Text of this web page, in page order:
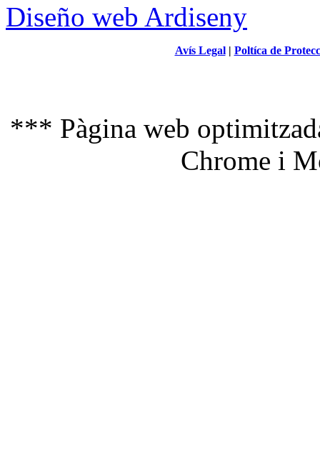
Diseño web Ardiseny
Avís Legal| Poltíca de
*** Pàgina web
Chrome i